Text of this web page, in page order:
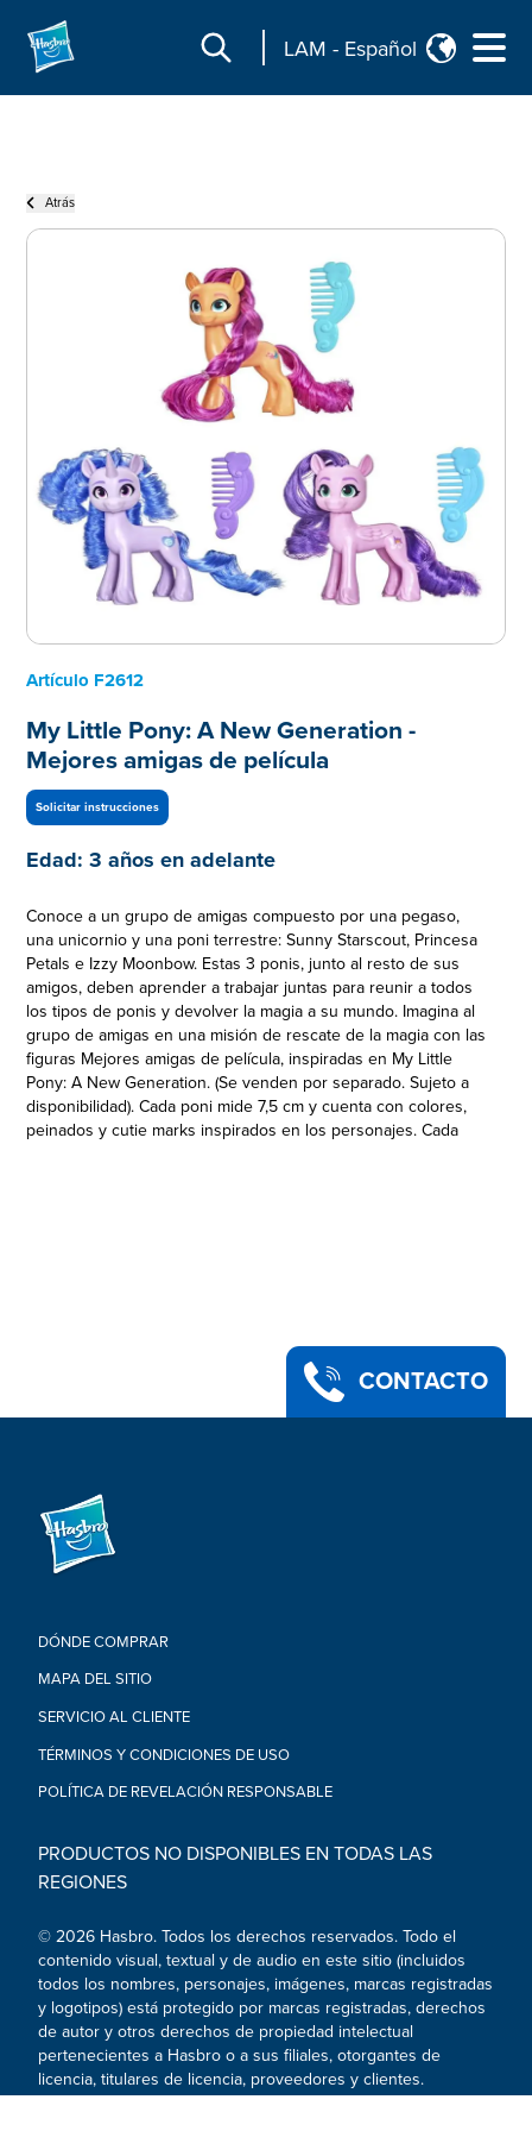
LAM - Español
Atrás
Artículo F2612
My Little Pony: A New Generation -
Mejores amigas de película
Solicitar instrucciones
Edad: 3 años en adelante
Conoce a un grupo de amigas compuesto por una pegaso,
una unicornio y una poni terrestre: Sunny Starscout, Princesa
Petals e Izzy Moonbow. Estas 3 ponis, junto al resto de sus
amigos, deben aprender a trabajar juntas para reunir a todos
los tipos de ponis y devolver la magia a su mundo. Imagina al
grupo de amigas en una misión de rescate de la magia con las
figuras Mejores amigas de película, inspiradas en My Little
Pony: A New Generation. (Se venden por separado. Sujeto a
disponibilidad). Cada poni mide 7,5 cm y cuenta con colores,
peinados y cutie marks inspirados en los personajes. Cada
años. My Little Pony y todos los personajes relacionados son
AMISTAD DE PELÍCULA: ¡Conoce a estas amigas ponis!
Colecciona las figuras de Sunny Starscout, Princesa Petals e
amistad con las figuras, accesorios y playsets de la película My
Little Pony: A New Generation. (Se venden por separado.
Sujeto a disponibilidad)
cola. Edad recomendada: a partir de 3 años
•3 PARA COLECCIONAR: Colecciona los 3 ponis Mejores
amigas de película para imaginar aventuras de amistad. (Se
compradores recibirán aleatoriamente 1 de las 3 figuras)
•A partir de 3 años.
para niños menores de 3 años.
CONTACTO
DÓNDE COMPRAR
MAPA DEL SITIO
SERVICIO AL CLIENTE
TÉRMINOS Y CONDICIONES DE USO
POLÍTICA DE REVELACIÓN RESPONSABLE
PRODUCTOS NO DISPONIBLES EN TODAS LAS
REGIONES
© 2026 Hasbro. Todos los derechos reservados. Todo el
contenido visual, textual y de audio en este sitio (incluidos
todos los nombres, personajes, imágenes, marcas registradas
y logotipos) está protegido por marcas registradas, derechos
de autor y otros derechos de propiedad intelectual
pertenecientes a Hasbro o a sus filiales, otorgantes de
licencia, titulares de licencia, proveedores y clientes.